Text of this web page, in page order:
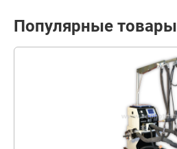
Популярные товары